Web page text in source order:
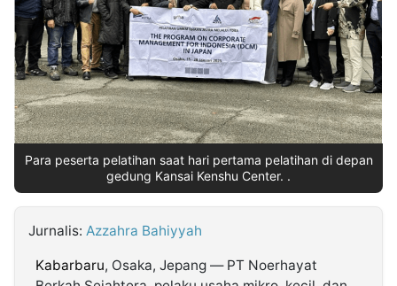
Kabarbaru
Para peserta pelatihan saat hari pertama pelatihan di depan
gedung Kansai Kenshu Center. .
Jurnalis: Azzahra Bahiyyah
Kabarbaru, Osaka, Jepang — PT Noerhayat